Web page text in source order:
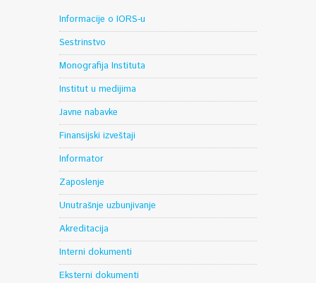
Informacije o IORS-u
Sestrinstvo
Monografija Instituta
Institut u medijima
Javne nabavke
Finansijski izveštaji
Informator
Zaposlenje
Unutrašnje uzbunjivanje
Akreditacija
Interni dokumenti
Eksterni dokumenti